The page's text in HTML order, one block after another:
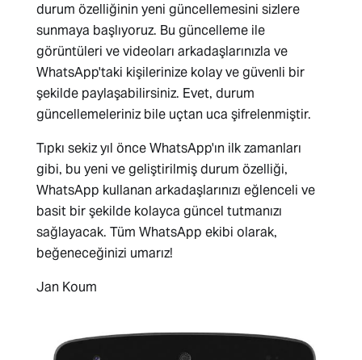
durum özelliğinin yeni güncellemesini sizlere
sunmaya başlıyoruz. Bu güncelleme ile
görüntüleri ve videoları arkadaşlarınızla ve
WhatsApp'taki kişilerinize kolay ve güvenli bir
şekilde paylaşabilirsiniz. Evet, durum
güncellemeleriniz bile uçtan uca şifrelenmiştir.
Tıpkı sekiz yıl önce WhatsApp'ın ilk zamanları
gibi, bu yeni ve geliştirilmiş durum özelliği,
WhatsApp kullanan arkadaşlarınızı eğlenceli ve
basit bir şekilde kolayca güncel tutmanızı
sağlayacak. Tüm WhatsApp ekibi olarak,
beğeneceğinizi umarız!
Jan Koum